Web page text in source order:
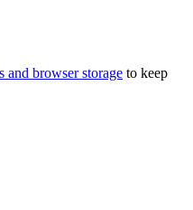
and browser storage to keep